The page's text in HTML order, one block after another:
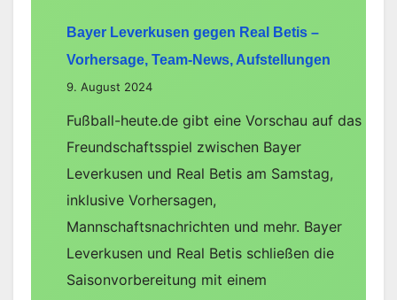
Bayer Leverkusen gegen Real Betis –
Vorhersage, Team-News, Aufstellungen
9. August 2024
Fußball-heute.de gibt eine Vorschau auf das
Freundschaftsspiel zwischen Bayer
Leverkusen und Real Betis am Samstag,
inklusive Vorhersagen,
Mannschaftsnachrichten und mehr. Bayer
Leverkusen und Real Betis schließen die
Saisonvorbereitung mit einem